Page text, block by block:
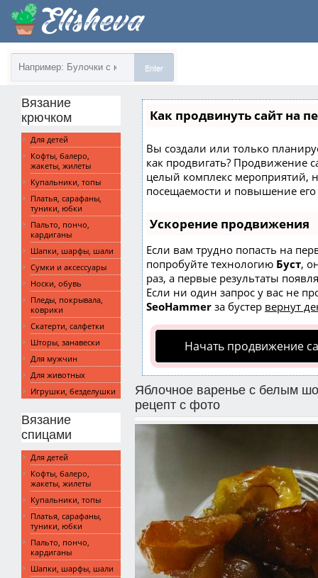
Enter
Вязание
крючком
Для детей
Кофты, балеро,
жакеты, жилеты
Купальники, топы
Платья, сарафаны,
туники, юбки
Пальто, пончо,
кардиганы
Шапки, шарфы, шали
Сумки и аксессуары
Носки, обувь
Пледы, покрывала,
коврики
Скатерти, салфетки
Шторы, занавески
Для мужчин
Для животных
Игрушки, безделушки
Вязание
спицами
Для детей
Кофты, балеро,
жакеты, жилеты
Купальники, топы
Платья, сарафаны,
туники, юбки
Пальто, пончо,
кардиганы
Шапки, шарфы, шали
Как продвинуть сайт на
Вы создали или только
как продвигать? Продвижение
целый комплекс мероприятий,
посещаемости и повышение
Ускорение продвижения
Если вам трудно попасть на
попробуйте технологию Буст,
раз, а первые результаты
Если ни один запрос у вас не
SeoHammer за бустер вернут
Начать продвижение
Яблочное варенье с белым
рецепт с фото